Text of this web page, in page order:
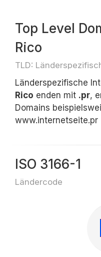
Top Level
Rico
TLD:
Länderspezifische
Rico enden mit .pr,
Domains
www.internetseite.pr
ISO 3166-1
Ländercode